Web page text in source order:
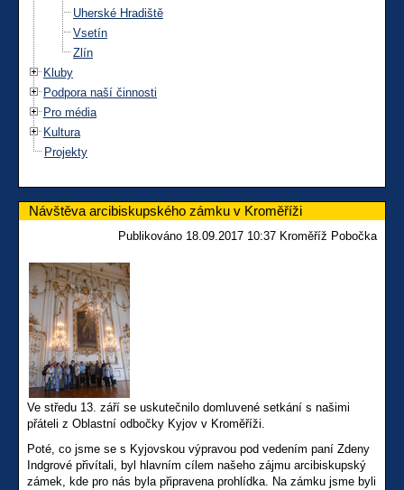
Uherské Hradiště
Vsetín
Zlín
Kluby
Podpora naší činnosti
Pro média
Kultura
Projekty
Návštěva arcibiskupského zámku v Kroměříži
Publikováno 18.09.2017 10:37 Kroměříž Pobočka
Ve středu 13. září se uskutečnilo domluvené setkání s našimi
přáteli z Oblastní odbočky Kyjov v Kroměříži.
Poté, co jsme se s Kyjovskou výpravou pod vedením paní Zdeny
Indgrové přivítali, byl hlavním cílem našeho zájmu arcibiskupský
zámek, kde pro nás byla připravena prohlídka. Na zámku jsme byli